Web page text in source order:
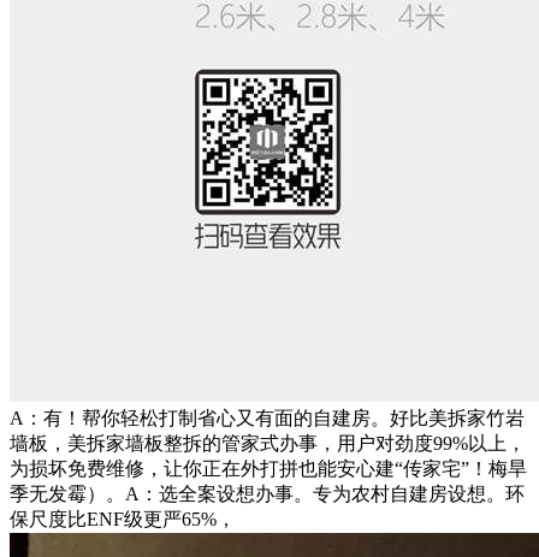
A：有！帮你轻松打制省心又有面的自建房。好比美拆家竹岩
墙板，美拆家墙板整拆的管家式办事，用户对劲度99%以上，
为损坏免费维修，让你正在外打拼也能安心建“传家宅”！梅旱
季无发霉）。A：选全案设想办事。专为农村自建房设想。环
保尺度比ENF级更严65%，